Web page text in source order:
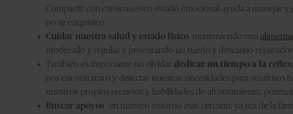
Compartir con otros nuestro estado emocional ayuda a manejar
no se enquisten.
Cuidar nuestra salud y estado físico, manteniendo una
moderado y regular y procurando un sueño y descanso
También es importante no olvidar dedicar un tiempo a la
nos encontramos y detectar nuestras necesidades para sentirnos
nuestros propios recursos y habilidades de afrontamiento,
Buscar apoyos en nuestro entorno más cercano, ya sea de la